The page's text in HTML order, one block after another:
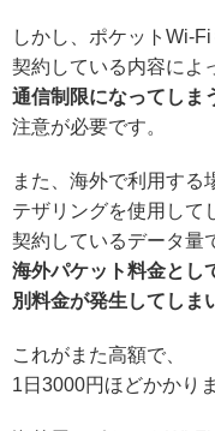
しかし、ポケットWi-Fi
契約している内容によ
通信制限になってしま
注意が必要です。
また、海外で利用する
テザリングを使用して
契約しているデータ量
海外パケット料金とし
別料金が発生してしま
これがまた高額で、
1日3000円ほどかかり